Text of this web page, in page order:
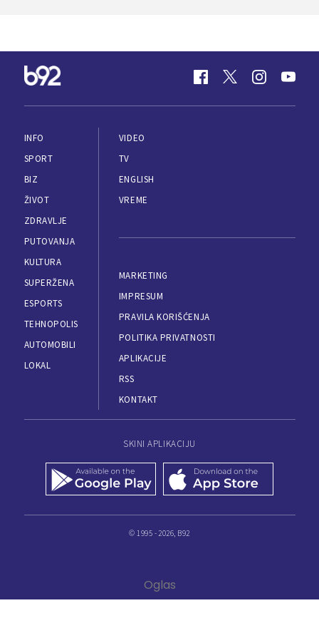
INFO
SPORT
BIZ
ŽIVOT
ZDRAVLJE
PUTOVANJA
KULTURA
SUPERŽENA
ESPORTS
TEHNOPOLIS
AUTOMOBILI
LOKAL
VIDEO
TV
ENGLISH
VREME
MARKETING
IMPRESUM
PRAVILA KORIŠĆENJA
POLITIKA PRIVATNOSTI
APLIKACIJE
RSS
KONTAKT
SKINI APLIKACIJU
© 1995 - 2026, B92